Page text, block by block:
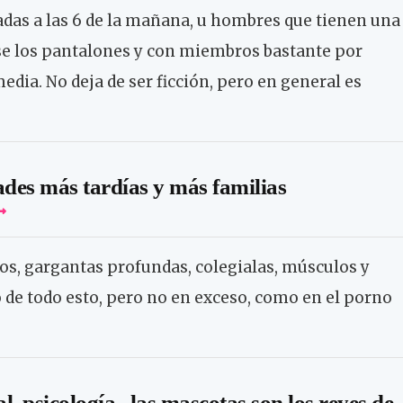
a las 6 de la mañana, u hombres que tienen una
los pantalones y con miembros bastante por
No deja de ser ficción, pero en general es
más tardías y más familias
gargantas profundas, colegialas, músculos y
todo esto, pero no en exceso, como en el porno